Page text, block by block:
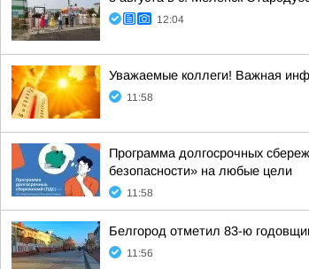
12:04
Уважаемые коллеги! Важная
11:58
Программа долгосрочных
безопасности» на любые цели
11:58
Белгород отметил 83-ю
11:56